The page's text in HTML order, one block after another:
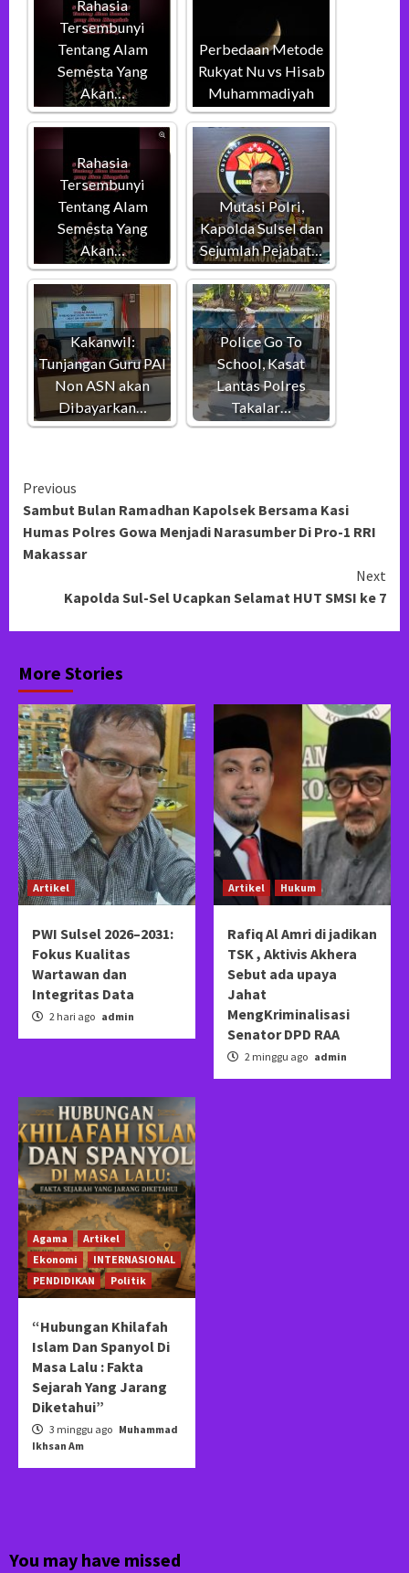
Rahasia
Tersembunyi
Tentang Alam
Semesta Yang
Akan…
Perbedaan Metode
Rukyat Nu vs Hisab
Muhammadiyah
Rahasia
Tersembunyi
Tentang Alam
Semesta Yang
Akan…
Mutasi Polri,
Kapolda Sulsel dan
Sejumlah Pejabat…
Kakanwil:
Tunjangan Guru PAI
Non ASN akan
Dibayarkan…
Police Go To
School, Kasat
Lantas Polres
Takalar…
Continue
Reading
Previous
Sambut Bulan Ramadhan Kapolsek Bersama Kasi
Humas Polres Gowa Menjadi Narasumber Di Pro-1 RRI
Makassar
Next
Kapolda Sul-Sel Ucapkan Selamat HUT SMSI ke 7
More Stories
Artikel
PWI Sulsel 2026–2031:
Fokus Kualitas
Wartawan dan
Integritas Data
2 hari ago admin
Artikel Hukum
Rafiq Al Amri di jadikan
TSK , Aktivis Akhera
Sebut ada upaya
Jahat
MengKriminalisasi
Senator DPD RAA
2 minggu ago admin
Agama
Artikel
Ekonomi
INTERNASIONAL
PENDIDIKAN
Politik
“Hubungan Khilafah
Islam Dan Spanyol Di
Masa Lalu : Fakta
Sejarah Yang Jarang
Diketahui”
3 minggu ago Muhammad
Ikhsan Am
You may have missed